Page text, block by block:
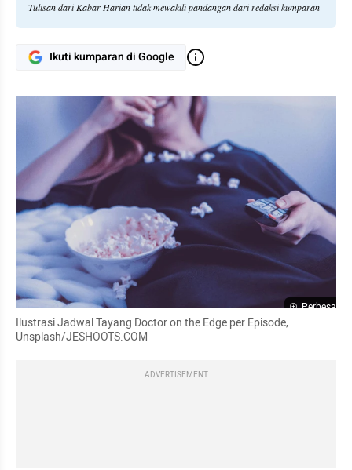
Tulisan dari Kabar Harian tidak mewakili pandangan dari redaksi kumparan
Ikuti kumparan di Google
Perbesar
Ilustrasi Jadwal Tayang Doctor on the Edge per Episode,
Unsplash/JESHOOTS.COM
ADVERTISEMENT